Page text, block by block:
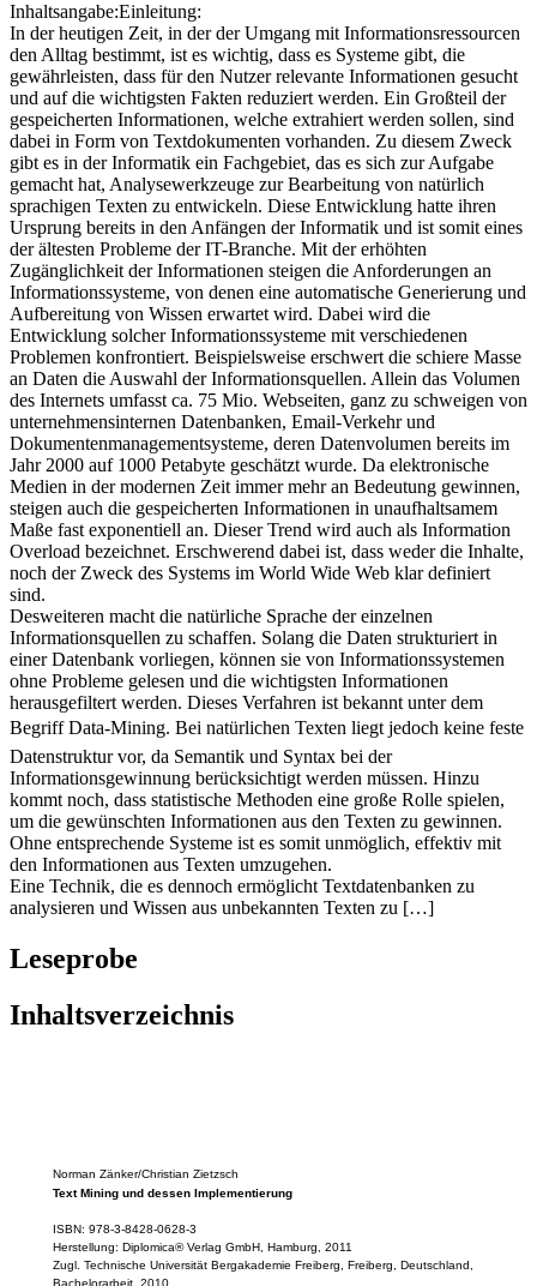
Inhaltsangabe:Einleitung:
In der heutigen Zeit, in der der Umgang mit Informationsressourcen
den Alltag bestimmt, ist es wichtig, dass es Systeme gibt, die
gewährleisten, dass für den Nutzer relevante Informationen gesucht
und auf die wichtigsten Fakten reduziert werden. Ein Großteil der
gespeicherten Informationen, welche extrahiert werden sollen, sind
dabei in Form von Textdokumenten vorhanden. Zu diesem Zweck
gibt es in der Informatik ein Fachgebiet, das es sich zur Aufgabe
gemacht hat, Analysewerkzeuge zur Bearbeitung von natürlich
sprachigen Texten zu entwickeln. Diese Entwicklung hatte ihren
Ursprung bereits in den Anfängen der Informatik und ist somit eines
der ältesten Probleme der IT-Branche. Mit der erhöhten
Zugänglichkeit der Informationen steigen die Anforderungen an
Informationssysteme, von denen eine automatische Generierung und
Aufbereitung von Wissen erwartet wird. Dabei wird die
Entwicklung solcher Informationssysteme mit verschiedenen
Problemen konfrontiert. Beispielsweise erschwert die schiere Masse
an Daten die Auswahl der Informationsquellen. Allein das Volumen
des Internets umfasst ca. 75 Mio. Webseiten, ganz zu schweigen von
unternehmensinternen Datenbanken, Email-Verkehr und
Dokumentenmanagementsysteme, deren Datenvolumen bereits im
Jahr 2000 auf 1000 Petabyte geschätzt wurde. Da elektronische
Medien in der modernen Zeit immer mehr an Bedeutung gewinnen,
steigen auch die gespeicherten Informationen in unaufhaltsamem
Maße fast exponentiell an. Dieser Trend wird auch als Information
Overload bezeichnet. Erschwerend dabei ist, dass weder die Inhalte,
noch der Zweck des Systems im World Wide Web klar definiert
sind.
Desweiteren macht die natürliche Sprache der einzelnen
Informationsquellen zu schaffen. Solang die Daten strukturiert in
einer Datenbank vorliegen, können sie von Informationssystemen
ohne Probleme gelesen und die wichtigsten Informationen
herausgefiltert werden. Dieses Verfahren ist bekannt unter dem
Begriff Data-Mining. Bei natürlichen Texten liegt jedoch keine feste
Datenstruktur vor, da Semantik und Syntax bei der
Informationsgewinnung berücksichtigt werden müssen. Hinzu
kommt noch, dass statistische Methoden eine große Rolle spielen,
um die gewünschten Informationen aus den Texten zu gewinnen.
Ohne entsprechende Systeme ist es somit unmöglich, effektiv mit
den Informationen aus Texten umzugehen.
Eine Technik, die es dennoch ermöglicht Textdatenbanken zu
analysieren und Wissen aus unbekannten Texten zu […]
Leseprobe
Inhaltsverzeichnis
Norman Zänker/Christian Zietzsch
Text Mining und dessen Implementierung
ISBN: 978-3-8428-0628-3
Herstellung: Diplomica® Verlag GmbH, Hamburg, 2011
Zugl. Technische Universität Bergakademie Freiberg, Freiberg, Deutschland,
Bachelorarbeit, 2010